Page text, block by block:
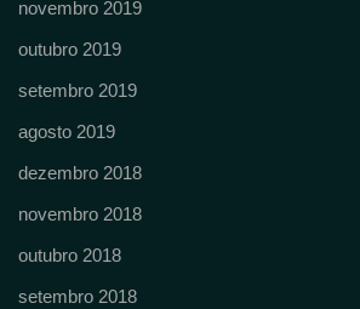
novembro 2019
outubro 2019
setembro 2019
agosto 2019
dezembro 2018
novembro 2018
outubro 2018
setembro 2018